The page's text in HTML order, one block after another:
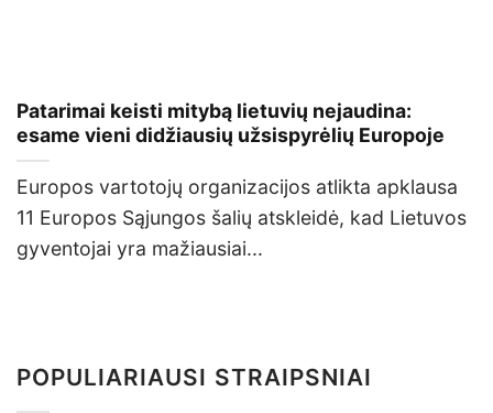
Patarimai keisti mitybą lietuvių nejaudina:
esame vieni didžiausių užsispyrėlių Europoje
Europos vartotojų organizacijos atlikta apklausa
11 Europos Sąjungos šalių atskleidė, kad Lietuvos
gyventojai yra mažiausiai...
POPULIARIAUSI STRAIPSNIAI